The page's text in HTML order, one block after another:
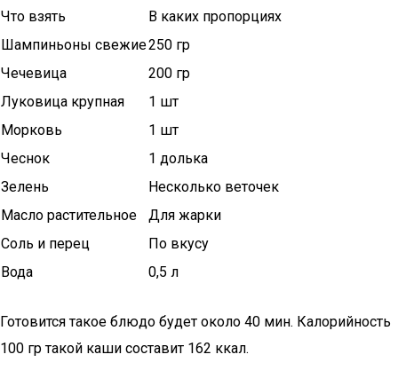
Что взять
В каких пропорциях
Шампиньоны свежие250 гр
Чечевица
200 гр
Луковица крупная
1 шт
Морковь
1 шт
Чеснок
1 долька
Зелень
Несколько веточек
Масло растительное
Для жарки
Соль и перец
По вкусу
Вода
0,5 л
Готовится такое блюдо будет около 40 мин. Калорийность
100 гр такой каши составит 162 ккал.